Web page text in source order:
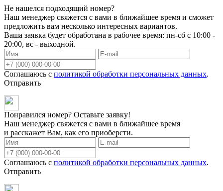
Не нашелся подходящий номер?
Наш менеджер свяжется с вами в ближайшее время и сможет
предложить вам несколько интересных вариантов.
Ваша заявка будет обработана в рабочее время: пн-сб с 10:00 -
20:00, вс - выходной.
Соглашаюсь с политикой обработки персональных данных.
Отправить
Понравился номер? Оставьте заявку!
Наш менеджер свяжется с вами в ближайшее время
и расскажет Вам, как его приоберсти.
Соглашаюсь с политикой обработки персональных данных.
Отправить